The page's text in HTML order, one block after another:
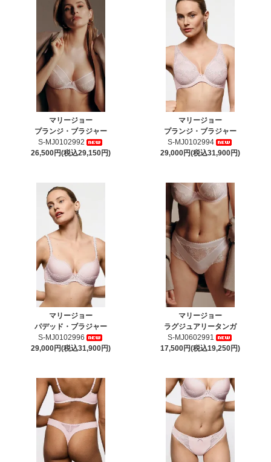
マリージョー
プランジ・ブラジャー
S-MJ0102992
26,500円(税込29,150円)
マリージョー
プランジ・ブラジャー
S-MJ0102994
29,000円(税込31,900円)
マリージョー
パデッド・ブラジャー
S-MJ0102996
29,000円(税込31,900円)
マリージョー
ラグジュアリータンガ
S-MJ0602991
17,500円(税込19,250円)